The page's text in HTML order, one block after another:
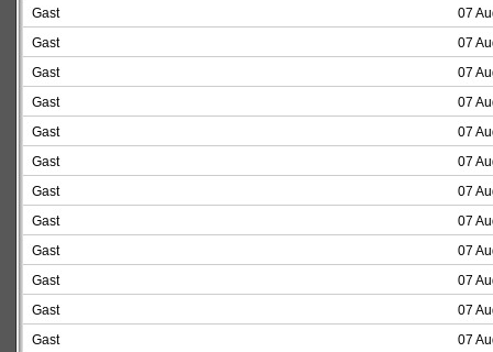
Gast
07
Gast
07
Gast
07
Gast
07
Gast
07
Gast
07
Gast
07
Gast
07
Gast
07
Gast
07
Gast
07
Gast
07